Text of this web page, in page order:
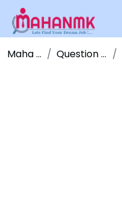
Maha NMK Question Papers